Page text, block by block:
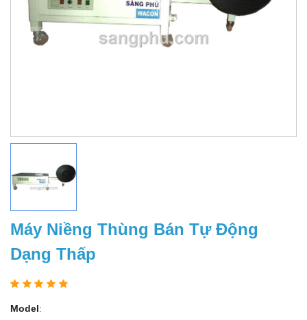
Máy Niềng Thùng Bán Tự Động
Dạng Thấp
Model: